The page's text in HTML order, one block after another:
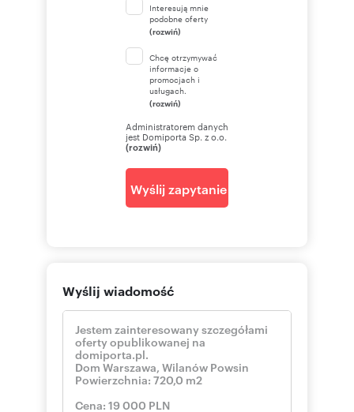
Interesują mnie
podobne oferty
(rozwiń)
Chcę otrzymywać
informacje o
promocjach i
usługach.
(rozwiń)
Administratorem danych
jest Domiporta Sp. z o.o.
(rozwiń)
Wyślij zapytanie
Wyślij wiadomość